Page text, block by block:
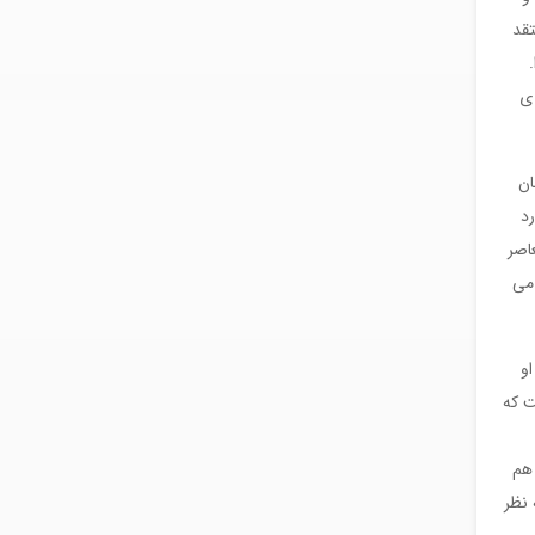
ی
می
که
هم
نظر